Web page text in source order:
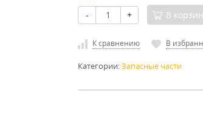
- + В
К сравнению В
Категории:Запасные части